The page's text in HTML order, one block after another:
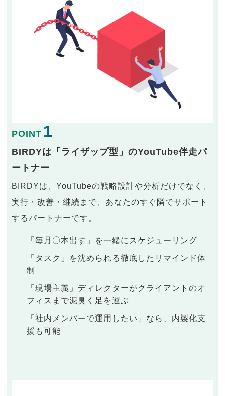
POINT 1
BIRDYは「ライザップ型」のYouTube伴走パ
ートナー
BIRDYは、YouTubeの戦略設計や分析だけでなく、
実行・改善・継続まで、あなたのすぐ隣でサポート
するパートナーです。
「毎月〇本出す」を一緒にスケジューリング
「タスク」を沈められる徹底したリマインド体
制
「現場主義」ディレクターがクライアントのオ
フィスまで泥臭く足を運ぶ
「社内メンバーで運用したい」なら、内製化支
援も可能